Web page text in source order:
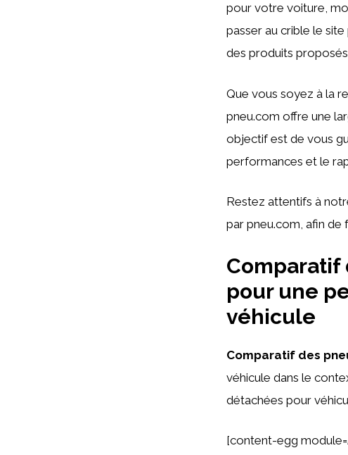
pour votre voiture,
passer au crible le
des produits
Que vous soyez à la
pneu.com offre une
objectif est de vous
performances et le
Restez attentifs à
par pneu.com, afin de
Comparatif
pour une
véhicule
Comparatif des
véhicule dans le
détachées pour
[content-egg